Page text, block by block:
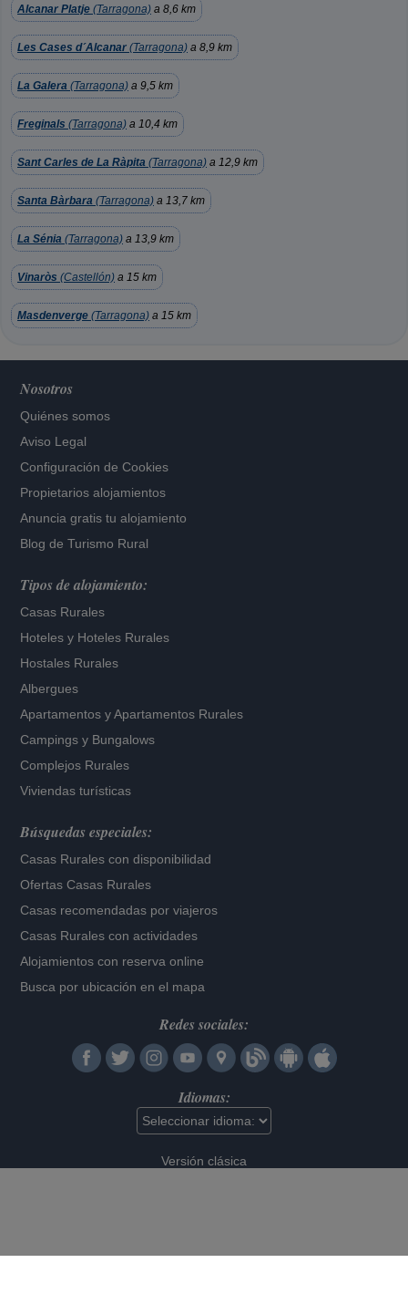
Alcanar Platje (Tarragona) a 8,6 km
Les Cases d´Alcanar (Tarragona) a 8,9 km
La Galera (Tarragona) a 9,5 km
Freginals (Tarragona) a 10,4 km
Sant Carles de La Ràpita (Tarragona) a 12,9 km
Santa Bàrbara (Tarragona) a 13,7 km
La Sénia (Tarragona) a 13,9 km
Vinaròs (Castellón) a 15 km
Masdenverge (Tarragona) a 15 km
Nosotros
Quiénes somos
Aviso Legal
Configuración de Cookies
Propietarios alojamientos
Anuncia gratis tu alojamiento
Blog de Turismo Rural
Tipos de alojamiento:
Casas Rurales
Hoteles y Hoteles Rurales
Hostales Rurales
Albergues
Apartamentos yApartamentos Rurales
Campings y Bungalows
Complejos Rurales
Viviendas turísticas
Búsquedas especiales:
Casas Rurales con disponibilidad
Ofertas Casas Rurales
Casas recomendadas por viajeros
Casas Rurales con actividades
Alojamientos con reserva online
Busca por ubicación en el mapa
Redes sociales:
Idiomas:
Versión clásica